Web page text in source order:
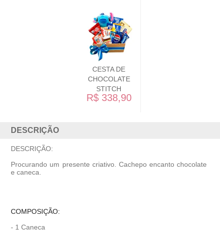
CESTA DE
CHOCOLATE
STITCH
R$ 338,90
DESCRIÇÃO
DESCRIÇÃO:
Procurando um presente criativo. Cachepo encanto chocolate
e caneca.
COMPOSIÇÃO:
- 1 Caneca